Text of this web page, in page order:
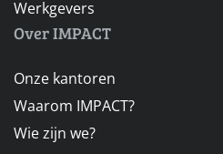
Werkgevers
Over IMPACT
Onze kantoren
Waarom IMPACT?
Wie zijn we?